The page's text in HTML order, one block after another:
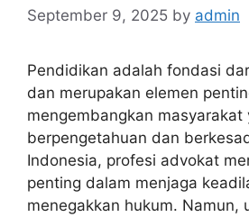
September 9, 2025 by admin
Pendidikan adalah fondasi
dan merupakan elemen
mengembangkan masyarakat
berpengetahuan dan
Indonesia, profesi advokat
penting dalam menjaga
menegakkan hukum. Namun,